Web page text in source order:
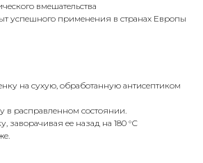
вмешательства
успешного применения в странах Европы
на сухую, обработанную антисептиком
в расправленном состоянии.
заворачивая ее назад на 180 °С